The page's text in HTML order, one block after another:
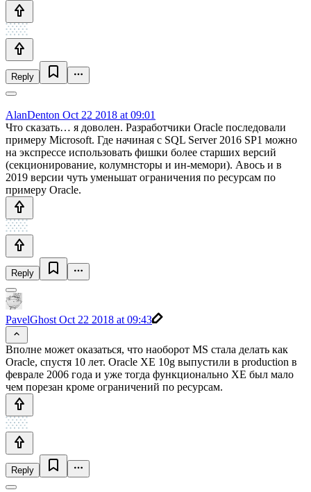
Reply
AlanDenton Oct 22 2018 at 09:01
Что сказать… я доволен. Разработчики Oracle последовали
примеру Microsoft. Где начиная с SQL Server 2016 SP1 можно
на экспрессе использовать фишки более старших версий
(секционирование, колумнсторы и ин-мемори). Авось и в
2019 версии чуть уменьшат ограничения по ресурсам по
примеру Oracle.
Reply
PavelGhost Oct 22 2018 at 09:43
Вполне может оказаться, что наоборот MS стала делать как
Oracle, спустя 10 лет. Oracle XE 10g выпустили в production в
феврале 2006 года и уже тогда функционально XE был мало
чем порезан кроме ограничений по ресурсам.
Reply